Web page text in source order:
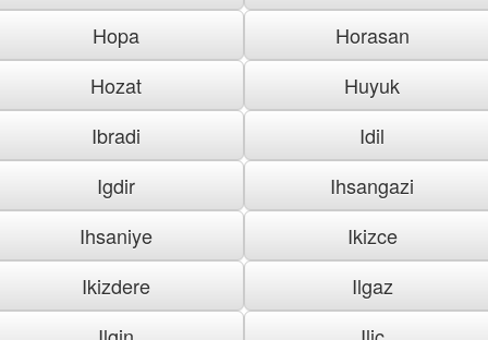
Hopa
Horasan
Hozat
Huyuk
Ibradi
Idil
Igdir
Ihsangazi
Ihsaniye
Ikizce
Ikizdere
Ilgaz